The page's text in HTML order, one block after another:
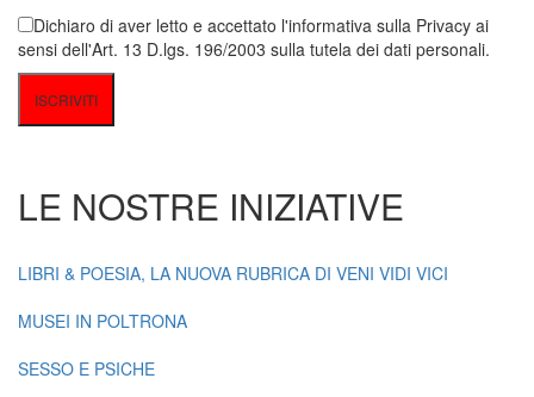
Dichiaro di aver letto e accettato l'informativa sulla Privacy ai
sensi dell'Art. 13 D.lgs. 196/2003 sulla tutela dei dati personali.
LE NOSTRE INIZIATIVE
LIBRI & POESIA, LA NUOVA RUBRICA DI VENI VIDI VICI
MUSEI IN POLTRONA
SESSO E PSICHE